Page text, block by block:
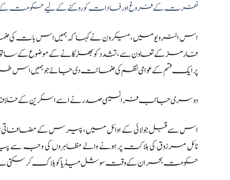
نفرت کے فروغ اور فسادات کو روکنے کے لیے حکومت کے
اس انٹرویو میں، میکرون نے کہا کہ ہمیں اس بات کی
فارمز کے تعاون سے، تشدد کو بھڑکانے کے موضوع کے
پر ایک قسم کے عوامی نظم کی ضمانت دی جائے جو ہمیں اس
دوسری جانب فرانسیسی صدر نے اسے اسکرین کے خلاف
نائل مرزوق کی ہلاکت پر ہونے والے مظاہروں کی وجہ سے
حکومت بحران کے وقت سوشل میڈیا کو بلاک کر سکتی